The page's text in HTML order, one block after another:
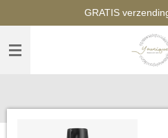
naar
hoofdinhoud
GRATIS